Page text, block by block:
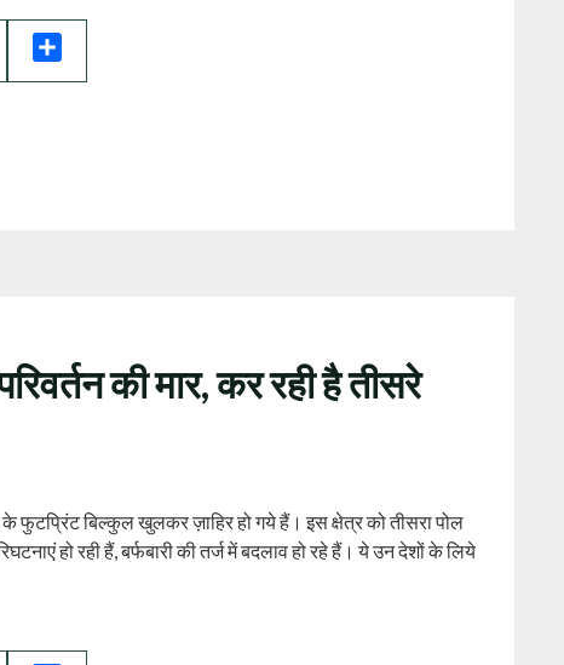
की मार, कर रही है तीसरे
फुटप्रिंट बिल्‍कुल खुलकर ज़ाहिर हो गये हैं। इस क्षेत्र को तीसरा पोल
हो रही हैं, बर्फबारी की तर्ज में बदलाव हो रहे हैं। ये उन देशों के लिये